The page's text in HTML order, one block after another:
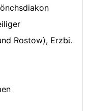
Erzbischof